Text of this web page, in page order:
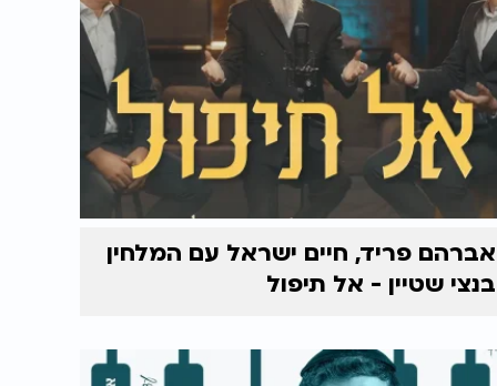
אברהם פריד, חיים ישראל עם המלחין
בנצי שטיין - אל תיפול